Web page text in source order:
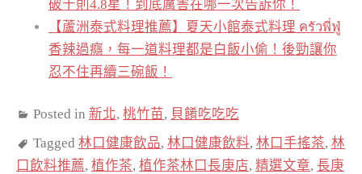
破千則4.8星！到底厲害在哪一次告訴你！
【蘆洲泰式料理推薦】夏天小館泰式料理 ครัวพี่ฟู่
香辣過癮，每一道料理都是白飯小偷！後勁讓你
忍不住再續三碗飯！
Posted in 新北, 桃竹苗, 貝餚吃吃吃
Tagged 林口健康飲品, 林口健康飲料, 林口手搖茶, 林
口飲料推薦, 植作茶, 植作茶林口長庚店, 精選文章, 長庚